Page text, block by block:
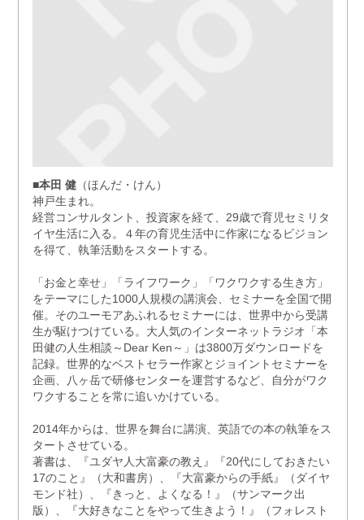
■本田 健 （ほんだ・けん）
神戸生まれ。
経営コンサルタント、投資家を経て、29歳で育児セミリタ
イヤ生活に入る。４年の育児生活中に作家になるビジョン
を得て、執筆活動をスタートする。
「お金と幸せ」「ライフワーク」「ワクワクする生き方」
をテーマにした1000人規模の講演会、セミナーを全国で開
催。そのユーモアあふれるセミナーには、世界中から受講
生が駆けつけている。大人気のインターネットラジオ「本
田健の人生相談～Dear Ken～」は3800万ダウンロードを
記録。世界的なベストセラー作家とジョイントセミナーを
企画、八ヶ岳で研修センターを運営するなど、自分がワク
ワクすることを常に追いかけている。
2014年からは、世界を舞台に講演、英語での本の執筆をス
タートさせている。
著書は、『ユダヤ人大富豪の教え』『20代にしておきたい
17のこと』（大和書房）、『大富豪からの手紙』（ダイヤ
モンド社）、『きっと、よくなる！』（サンマーク出
版）、『大好きなことをやって生きよう！』（フォレスト